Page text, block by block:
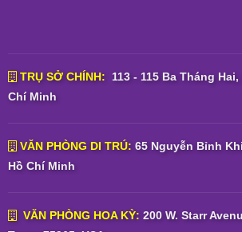
TRỤ SỞ CHÍNH: 113 - 115 Ba Tháng
Chí Minh
VĂN PHÒNG DI TRÚ: 65 Nguyễn Bỉnh
Hồ Chí Minh
VĂN PHÒNG HOA KỲ: 200 W. Starr